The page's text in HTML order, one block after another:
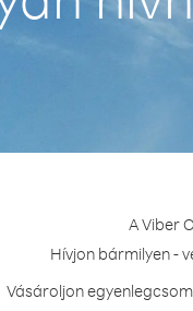
A Viber
Hívjon bármilyen -
Vásároljon